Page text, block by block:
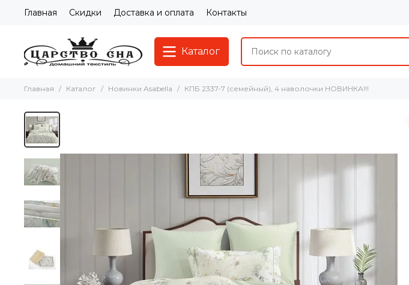
Главная Скидки Доставка и оплата Контакты
Каталог
Главная Каталог Новинки Asabella КПБ 2337-7 (семейный), 4 наволочки НОВИНКА!!!